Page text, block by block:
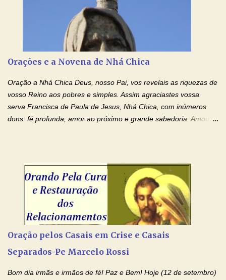
momento. Sinto-me completamente sem forças para prosseguir,
carregando as minhas cruzes. Preciso que a força e o poder de
Tuas Mãos, que suportaram a mais profunda dor ao serem
pregadas na Cruz, reergam-me e curem-me agora. Jesus, não
amo. Nós precisamos desesperadamente de cura física e
espiritual, através do toque consolador de tuas Mãos
ensanguentadas e infinitamente poderosas. Eu reconheço,
apesar de toda a minha limitação e da infinidade dos meus ...
Orações e a Novena de Nhá Chica
Oração a Nhá Chica Deus, nosso Pai, vos revelais as riquezas de
vosso Reino aos pobres e simples. Assim agraciastes vossa
serva Francisca de Paula de Jesus, Nhá Chica, com inúmeros
dons: fé profunda, amor ao próximo e grande sabedoria. Amou a
Senhor Jesus Cristo, vosso Filho, na unidade do Espírito Santo.
Amém. Novena a Nhá Chica (Oração para obter os favores
celestiais através da intercessão da Serva de Deus Nhá Chica)
(Rezar durante nove dias seguidos ou intercalados) Nhá Chica,
recorro a vós como intercessora entre a Bondade Divina e as
entregueis nas mãos do Santíssimo o meu pedido urgente (Fazer
o pedido). Acolhei, Nhá Chica, no vosso coração bondoso as
Oração pelos Casais em Crise e Casais
Separados-Pe Marcelo Rossi
Bom dia irmãs e irmãos de fé! Paz e Bem! Hoje (12 de setembro)